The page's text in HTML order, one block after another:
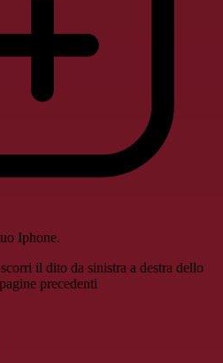
Iphone.
il dito da sinistra a destra dello
precedenti